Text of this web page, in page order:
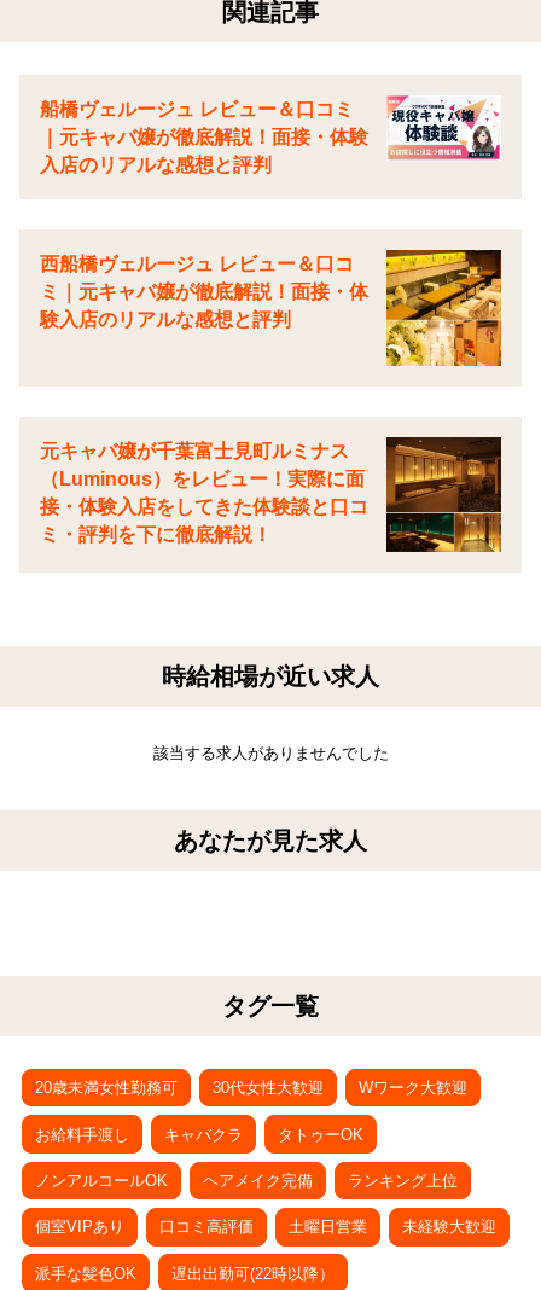
関連記事
船橋ヴェルージュ レビュー＆口コミ
｜元キャバ嬢が徹底解説！面接・体験
入店のリアルな感想と評判
西船橋ヴェルージュ レビュー＆口コ
ミ｜元キャバ嬢が徹底解説！面接・体
験入店のリアルな感想と評判
元キャバ嬢が千葉富士見町ルミナス
（Luminous）をレビュー！実際に面
接・体験入店をしてきた体験談と口コ
ミ・評判を下に徹底解説！
時給相場が近い求人
該当する求人がありませんでした
あなたが見た求人
タグ一覧
20歳未満女性勤務可 30代女性大歓迎 Wワーク大歓迎
お給料手渡し キャバクラ タトゥーOK
ノンアルコールOK ヘアメイク完備 ランキング上位
個室VIPあり 口コミ高評価 土曜日営業 未経験大歓迎
派手な髪色OK 遅出出勤可(22時以降）